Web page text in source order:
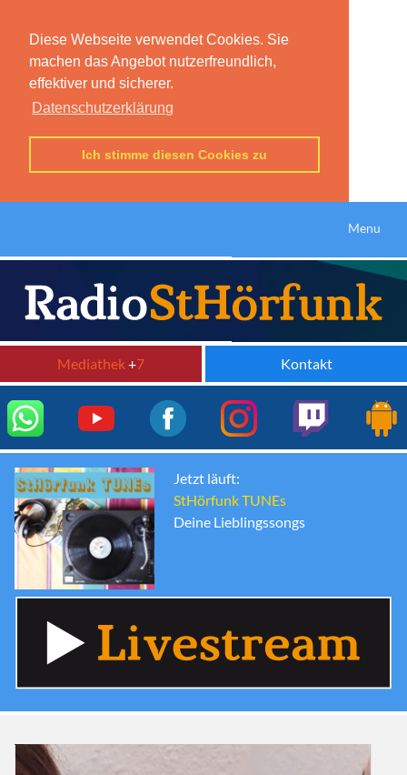
Diese Webseite verwendet Cookies. Sie
machen das Angebot nutzerfreundlich,
effektiver und sicherer.
Datenschutzerklärung
Ich stimme diesen Cookies zu
Menu
Mediathek+7 Kontakt
Jetzt läuft:
StHörfunk TUNEs
Deine Lieblingssongs